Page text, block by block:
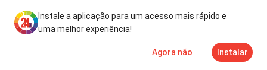
Mais
Instale a aplicação para um acesso mais rápido e
uma melhor experiência!
Agora não Instalar